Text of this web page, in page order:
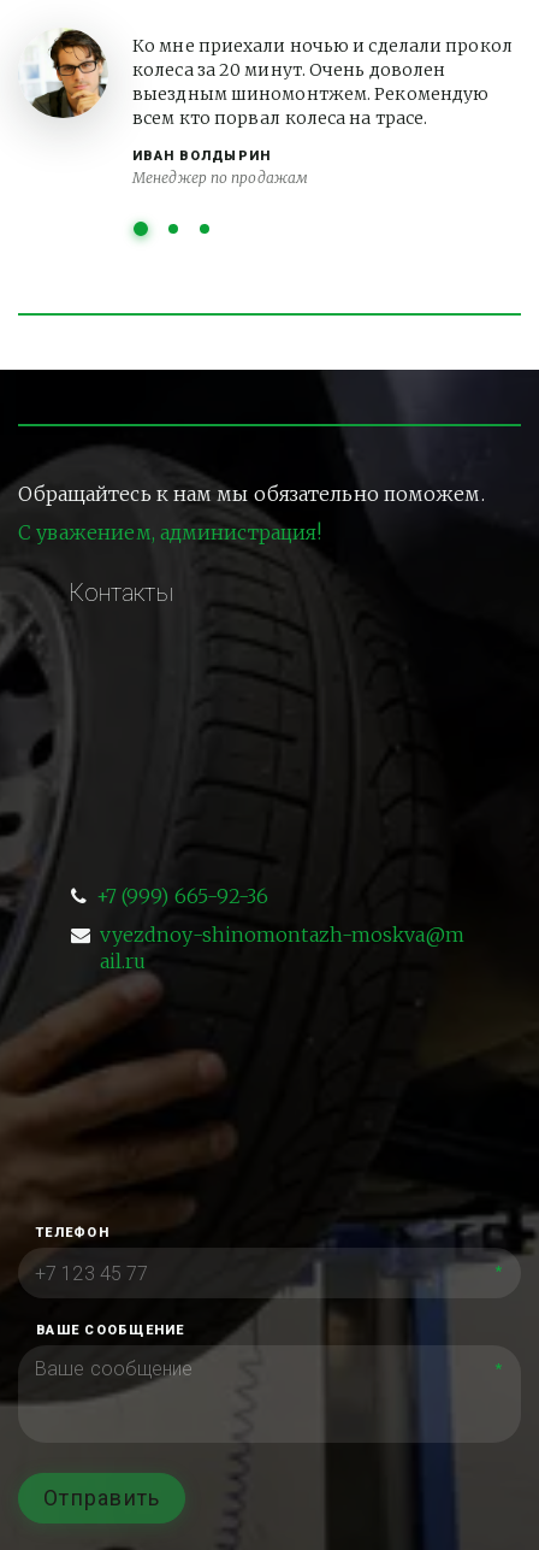
ИВАН ВОЛДЫРИН
Менеджер по продажам
Ко мне приехали ночью и сделали прокол
колеса за 20 минут. Очень доволен
выездным шиномонтжем. Рекомендую
всем кто порвал колеса на трасе.
Обращайтесь к нам мы обязательно поможем.
С уважением, администрация!
Контакты
+7 (999) 665-92-36
vyezdnoy-shinomontazh-moskva@m
ail.ru
ТЕЛЕФОН
*
ВАШЕ СООБЩЕНИЕ
*
Отправить